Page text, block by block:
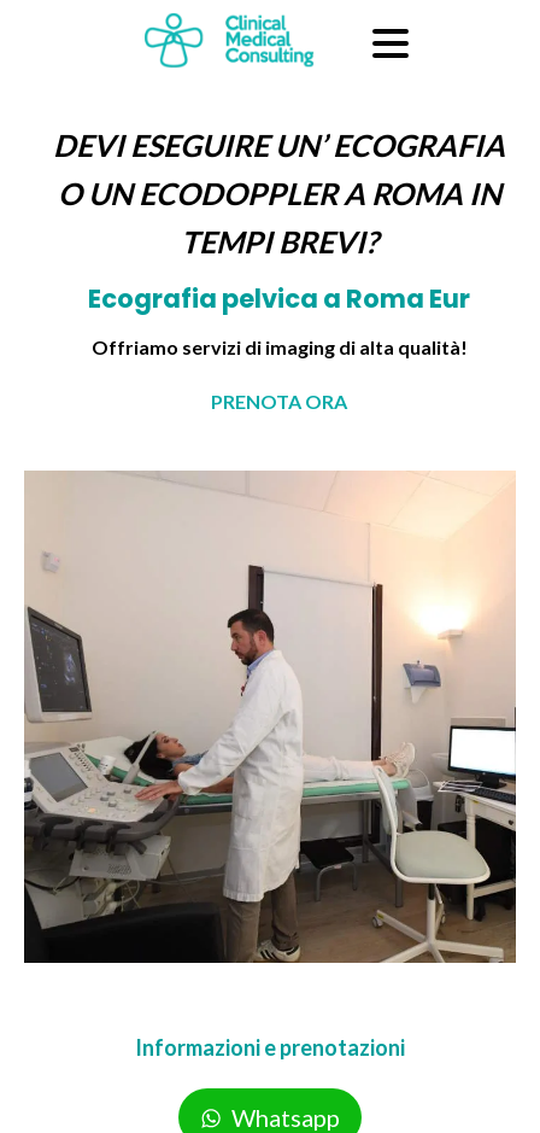
DEVI ESEGUIRE UN’ ECOGRAFIA
O UN ECODOPPLER A ROMA IN
TEMPI BREVI?
Ecografia pelvica a Roma Eur
Offriamo servizi di imaging di alta qualità!
PRENOTA ORA
Informazioni e prenotazioni
Whatsapp